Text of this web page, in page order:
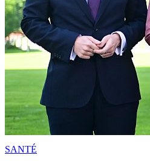
SANTÉ